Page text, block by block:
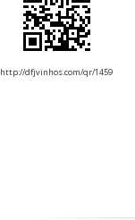
http://dfjvinhos.com/qr/1459